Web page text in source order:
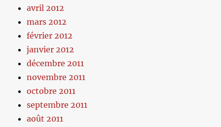
avril 2012
mars 2012
février 2012
janvier 2012
décembre 2011
novembre 2011
octobre 2011
septembre 2011
août 2011